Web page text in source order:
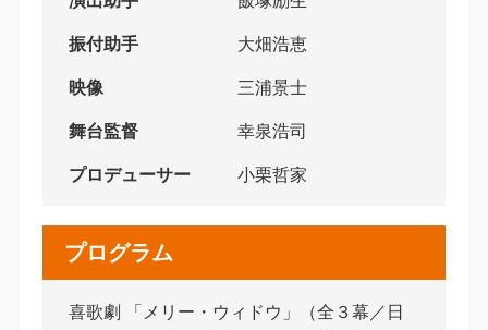
振付助手 大畑浩恵
映像 三浦景士
舞台監督 幸泉浩司
プロデューサー 小栗哲家
プログラム
喜歌劇 「メリー・ウィドウ」（全３幕／日